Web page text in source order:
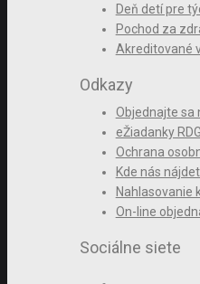
Deň detí pre
Pochod za
Akreditované
Odkazy
Objednajte sa
eŽiadanky RDG
Ochrana
Kde nás
Nahlasovanie
On-line
Sociálne siete